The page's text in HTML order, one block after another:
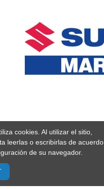
S.L. Valencia España
cookies. Al utilizar el sitio,
leerlas o escribirlas de acuerdo
de su navegador.